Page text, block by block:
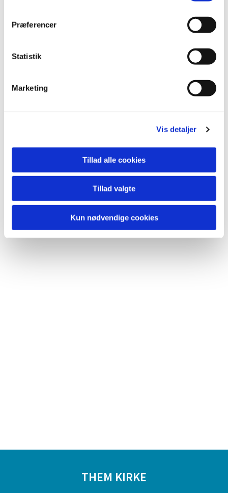
Præferencer
Statistik
Marketing
Vis detaljer
Tillad alle cookies
Tillad valgte
Kun nødvendige cookies
Du vil måske også kunne
lide...
THEM KIRKE